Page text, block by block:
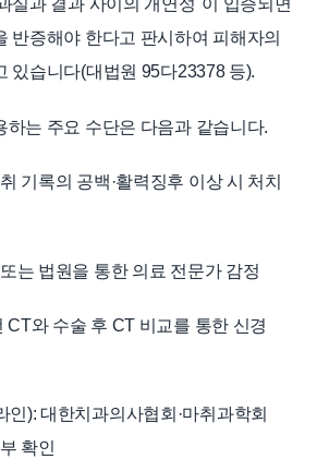
실과 결과 사이의 개연성"이 입증되면
반증해야 한다고 판시하여 피해자의
있습니다(대법원 95다23378 등).
하는 주요 수단은 다음과 같습니다.
기록의 공백·활력징후 이상 시 처치
는 법원을 통한 의료 전문가 감정
CT와 수술 후 CT 비교를 통한 신경
인): 대한치과의사협회·마취과학회
확인